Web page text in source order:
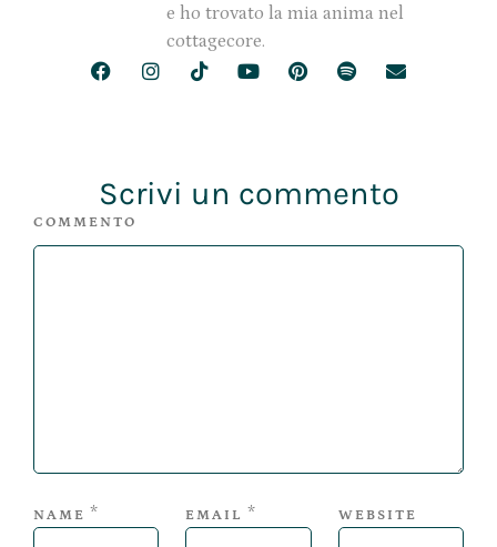
e ho trovato la mia anima nel
cottagecore.
Scrivi un commento
COMMENTO
NAME * EMAIL * WEBSITE